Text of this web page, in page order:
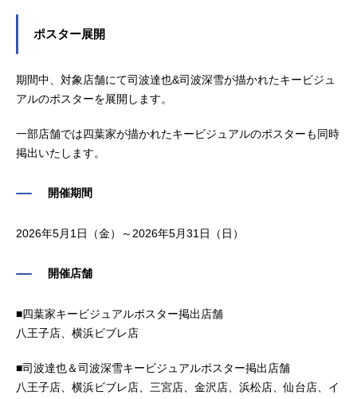
ポスター展開
期間中、対象店舗にて司波達也&司波深雪が描かれたキービジュ
アルのポスターを展開します。
一部店舗では四葉家が描かれたキービジュアルのポスターも同時
掲出いたします。
開催期間
2026年5月1日（金）～2026年5月31日（日）
開催店舗
■四葉家キービジュアルポスター掲出店舗
八王子店、横浜ビブレ店
■司波達也＆司波深雪キービジュアルポスター掲出店舗
八王子店、横浜ビブレ店、三宮店、金沢店、浜松店、仙台店、イ